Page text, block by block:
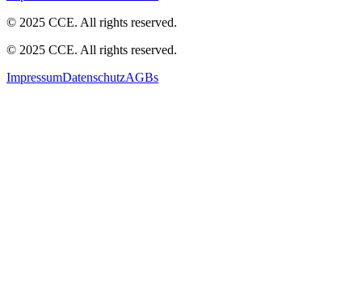
© 2025 CCE. All rights reserved.
© 2025 CCE. All rights reserved.
ImpressumDatenschutzAGBs